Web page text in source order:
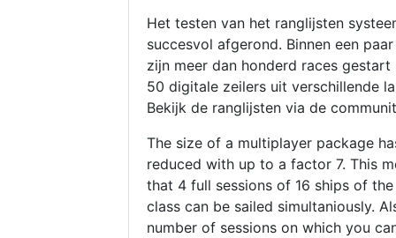
Het testen van het ranglijsten
succesvol afgerond. Binnen een
zijn meer dan honderd races gestart
50 digitale zeilers uit verschillende
Bekijk de ranglijsten via de
The size of a multiplayer package
reduced with up to a factor 7. This
that 4 full sessions of 16 ships of
class can be sailed simultaniously.
number of sessions on which you